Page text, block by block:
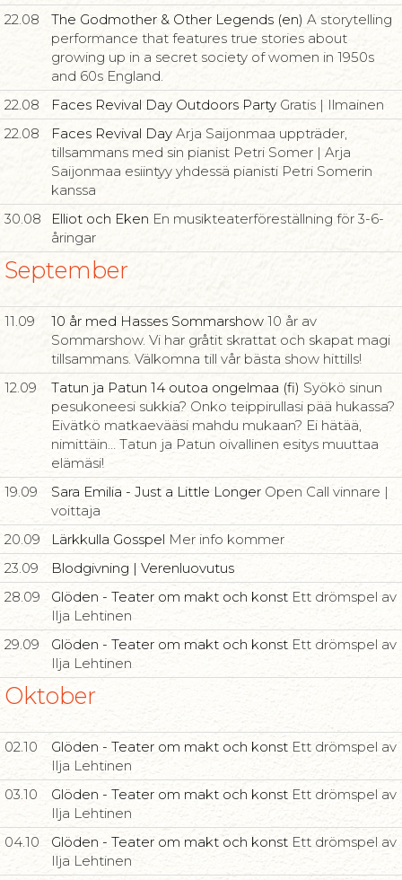
22.08
The Godmother & Other Legends (en) A storytelling
performance that features true stories about
growing up in a secret society of women in 1950s
and 60s England.
22.08
Faces Revival Day Outdoors Party Gratis | Ilmainen
22.08
Faces Revival Day Arja Saijonmaa uppträder,
tillsammans med sin pianist Petri Somer | Arja
Saijonmaa esiintyy yhdessä pianisti Petri Somerin
kanssa
30.08
Elliot och Eken En musikteaterföreställning för 3-6-
åringar
September
11.09 10 år med Hasses Sommarshow 10 år av
Sommarshow. Vi har gråtit skrattat och skapat magi
tillsammans. Välkomna till vår bästa show hittills!
12.09
Tatun ja Patun 14 outoa ongelmaa (fi) Syökö sinun
pesukoneesi sukkia? Onko teippirullasi pää hukassa?
Eivätkö matkaevääsi mahdu mukaan? Ei hätää,
nimittäin… Tatun ja Patun oivallinen esitys muuttaa
elämäsi!
19.09
Sara Emilia - Just a Little Longer Open Call vinnare |
voittaja
20.09
Lärkkulla Gosspel Mer info kommer
23.09
Blodgivning | Verenluovutus
28.09
Glöden - Teater om makt och konst Ett drömspel av
Ilja Lehtinen
29.09
Glöden - Teater om makt och konst Ett drömspel av
Ilja Lehtinen
Oktober
02.10 Glöden - Teater om makt och konst Ett drömspel av
Ilja Lehtinen
03.10
Glöden - Teater om makt och konst Ett drömspel av
Ilja Lehtinen
04.10
Glöden - Teater om makt och konst Ett drömspel av
Ilja Lehtinen